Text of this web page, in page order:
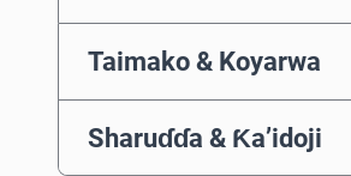
Taimako & Koyarwa
Sharuɗɗa & Ƙa’idoji